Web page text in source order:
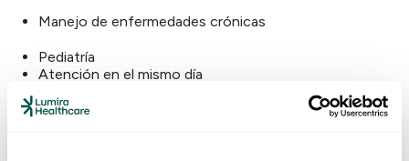
Manejo de enfermedades crónicas
Pediatría
Atención en el mismo día
Exámenes de salud